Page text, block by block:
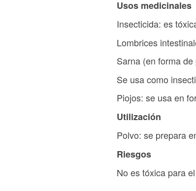
Usos medicinales
Insecticida: es
Lombrices
Sarna (en forma de
Se usa como
Piojos: se usa en
Utilización
Polvo: se prepara
Riesgos
No es tóxica para